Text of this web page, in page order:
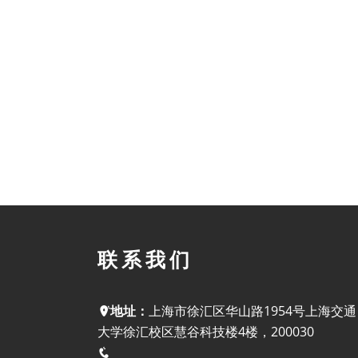
联系我们
地址： 上海市徐汇区华山路1954号上海交通
大学徐汇校区慧谷科技楼4楼，200030